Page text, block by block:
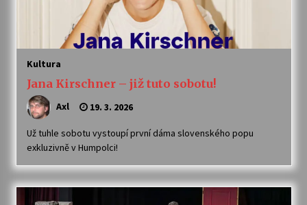
Veselí muzikanti
30. 7. 2026
Pozvánka na integrační festival Quijotova
Letní koncerty ve Stromovce: Kolchoz a
Jenakaši
28. 7. 2026
Kultura
Jana Kirschner – již tuto sobotu!
Axl 19. 3. 2026
Už tuhle sobotu vystoupí první dáma slovenského popu
exkluzivně v Humpolci!